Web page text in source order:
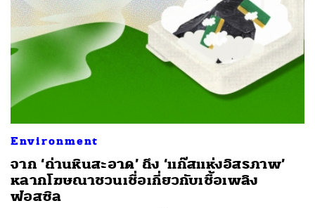
Environment
จาก ‘ถ่านหินสะอาด’ ถึง ‘แก๊สแห่งอิสรภาพ’
หลากโฆษณาชวนเชื่อเกี่ยวกับเชื้อเพลิง
ฟอสซิล